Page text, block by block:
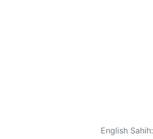
English Sahih: